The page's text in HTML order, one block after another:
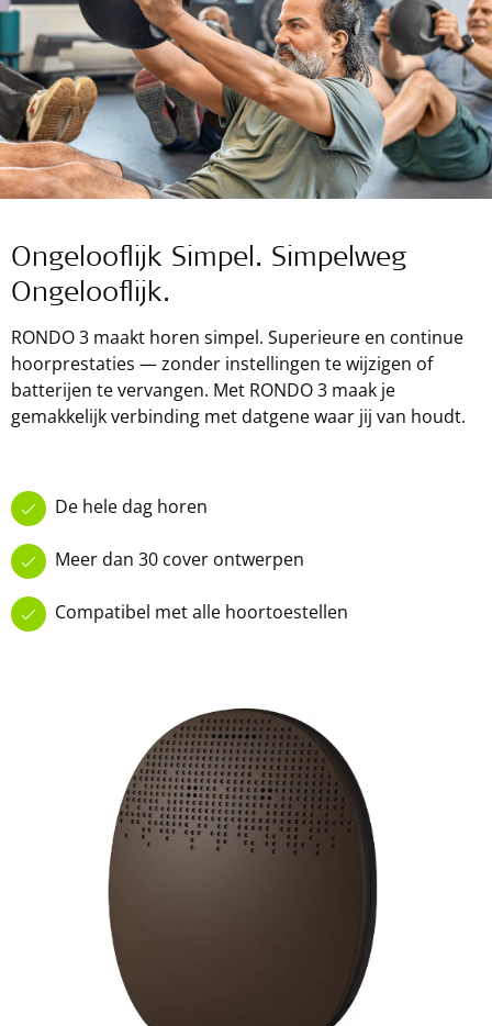
Ongelooflijk Simpel. Simpelweg
Ongelooflijk.
RONDO 3 maakt horen simpel. Superieure en continue
hoorprestaties — zonder instellingen te wijzigen of
batterijen te vervangen. Met RONDO 3 maak je
gemakkelijk verbinding met datgene waar jij van houdt.
De hele dag horen
Meer dan 30 cover ontwerpen
Compatibel met alle hoortoestellen